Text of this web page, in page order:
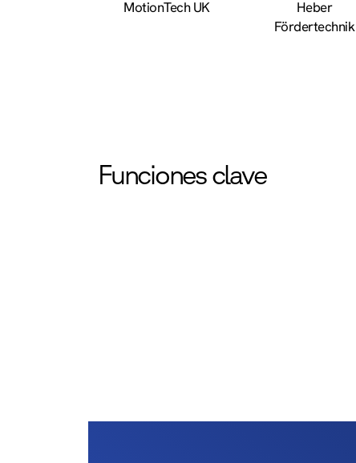
MotionTech UK
Heber
Fördertechnik
Funciones clave